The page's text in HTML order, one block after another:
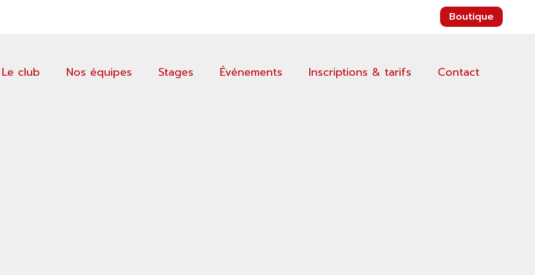
Boutique
Principal
Le club Nos équipes Stages Événements Inscriptions & tarifs Contact
4 novembre 2025)